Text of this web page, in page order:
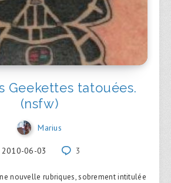
Geekettes tatouées.
(nsfw)
Marius
2010-06-03 3
nouvelle rubriques, sobrement intitulée